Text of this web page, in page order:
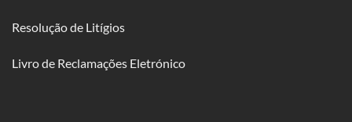
Resolução de Litígios
Livro de Reclamações Eletrónico